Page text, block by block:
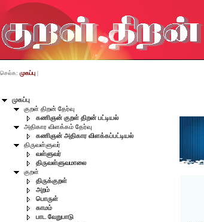
முகப்பு
குறள் திறன் தேர்வு
கணிஞன் குறள் திறன் பட்டியல்
அதிகார விளக்கம் தேர்வு
கணிஞன் அதிகார விளக்கப்பட்டியல்
திருவள்ளுவர்
வள்ளுவர்
திருவள்ளுவமாலை
குறள்
திருக்குறள்
அறம்
பொருள்
காமம்
பாட வேறுபாடு
செல்க: முகப்பு |